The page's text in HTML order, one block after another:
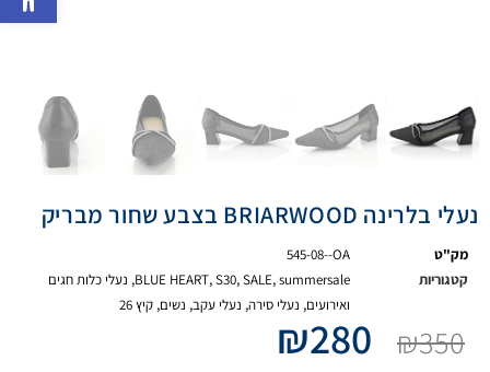
נעלי בלרינה BRIARWOOD בצבע שחור מבריק
מק"ט
545-08--OA
קטגוריות
BLUE HEART,S30,SALE,summersale
, נעלי כלות חגים
ואירועים, נעלי סירה, נעלי עקב, נשים, קיץ 26
₪350
₪280